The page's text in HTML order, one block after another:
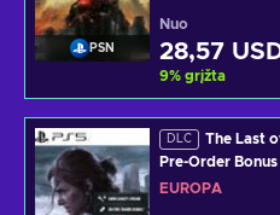
PSN
Nuo
28,57
9% grįžta
DLC
The Last
Pre-Order
EUROPE
EUROPA